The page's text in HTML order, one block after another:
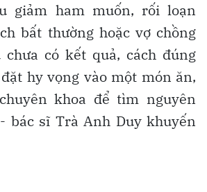
giảm ham muốn, rối loạn
bất thường hoặc vợ chồng
có kết quả, cách đúng
hy vọng vào một món ăn,
khoa để tìm nguyên
bác sĩ Trà Anh Duy khuyến